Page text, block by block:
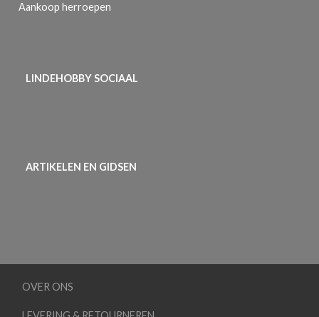
Aankoop herroepen
LINDEHOBBY SOCIAAL
ARTIKELEN EN GIDSEN
OVER ONS